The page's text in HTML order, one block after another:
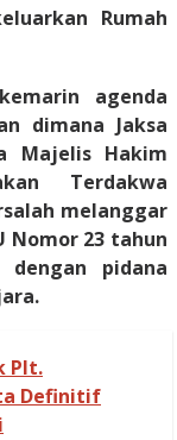
Rumah
agenda
dimana Jaksa
Majelis Hakim
Terdakwa
melanggar
Nomor 23 tahun
dengan pidana
Plt.
Definitif